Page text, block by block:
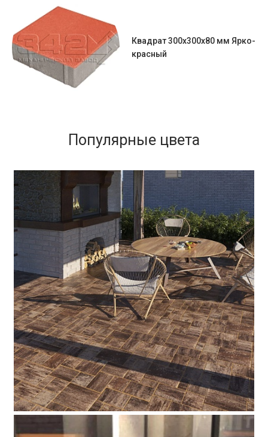
Квадрат 300х300х80 мм Ярко-
красный
Популярные цвета